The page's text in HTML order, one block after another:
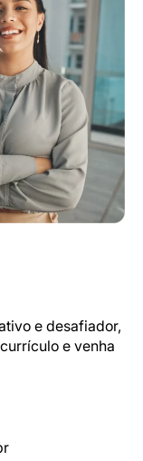
e desafiador,
e venha